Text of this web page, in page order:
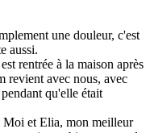
une douleur, c'est
aussi.
rentrée à la maison après
revient avec nous, avec
qu'elle était
Moi et Elia, mon meilleur